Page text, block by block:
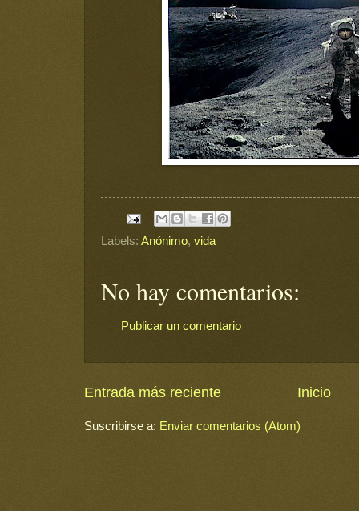
Labels: Anónimo, vida
No hay comentarios:
Publicar un comentario
Entrada más reciente Inicio
Suscribirse a: Enviar comentarios (Atom)